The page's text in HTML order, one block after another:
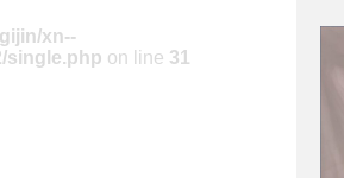
xn--
single.php on line 31